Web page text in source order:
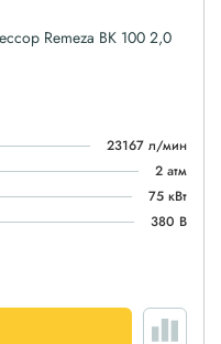
Remeza ВК 100 2,0
23167 л/мин
2 атм
75 кВт
380 В